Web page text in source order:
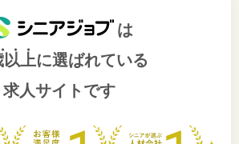
は
以上に選ばれている
求人サイトです